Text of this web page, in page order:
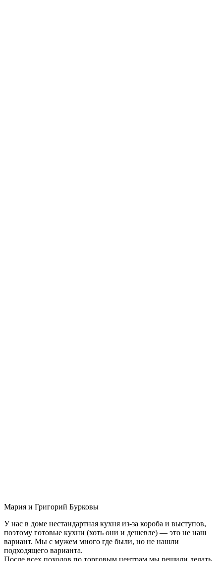
Мария и Григорий Бурковы
У нас в доме нестандартная кухня из-за короба и выступов,
поэтому готовые кухни (хоть они и дешевле) — это не наш
вариант. Мы с мужем много где были, но не нашли
подходящего варианта.
После всех походов по торговым центрам мы решили делать